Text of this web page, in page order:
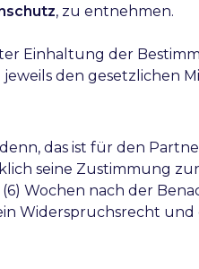
, zu entnehmen.
Einhaltung der
den gesetzlichen
das ist für den
seine Zustimmung
Wochen nach der
Widerspruchsrecht